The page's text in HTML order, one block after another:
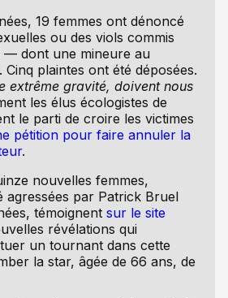
19 femmes ont dénoncé
ou des viols commis
— dont une mineure au
Cinq plaintes ont été déposées.
extrême gravité, doivent nous
les élus écologistes de
le parti de croire les victimes
pétition pour faire annuler la
.
nouvelles femmes,
agressées par Patrick Bruel
témoignent sur le site
révélations qui
un tournant dans cette
la star, âgée de 66 ans, de